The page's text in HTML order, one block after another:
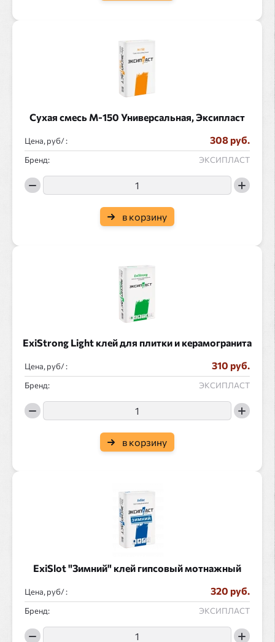
Сухая смесь М-150 Универсальная, Эксипласт
Цена, руб/ : 308 руб.
Бренд: ЭКСИПЛАСТ
в корзину
ExiStrong Light клей для плитки и керамогранита
Цена, руб/ : 310 руб.
Бренд: ЭКСИПЛАСТ
в корзину
ExiSlot "Зимний" клей гипсовый мотнажный
Цена, руб/ : 320 руб.
Бренд: ЭКСИПЛАСТ